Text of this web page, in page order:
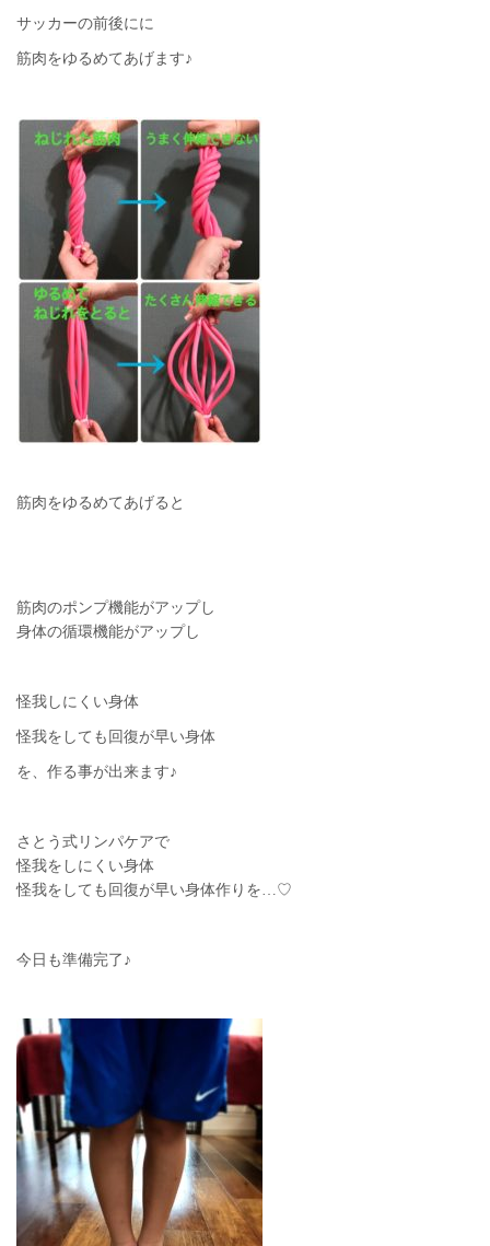
サッカーの前後にに
筋肉をゆるめてあげます♪
筋肉をゆるめてあげると
筋肉のポンプ機能がアップし
身体の循環機能がアップし
怪我しにくい身体
怪我をしても回復が早い身体
を、作る事が出来ます♪
さとう式リンパケアで
怪我をしにくい身体
怪我をしても回復が早い身体作りを…♡
今日も準備完了♪